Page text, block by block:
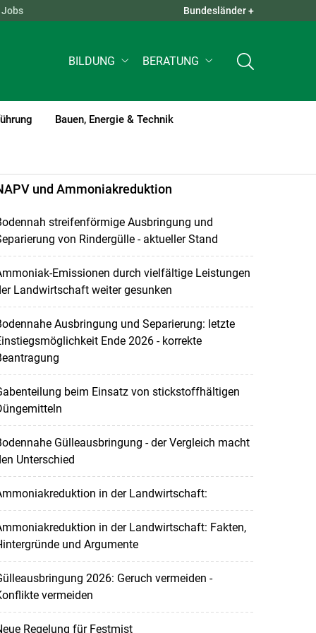
QUICK LINKS +
Jobs Bundesländer +
BILDUNG BERATUNG
Bauen, Energie & Technik
und Ammoniakreduktion
streifenförmige Ausbringung und
von Rindergülle - aktueller Stand
Emissionen durch vielfältige Leistungen
Landwirtschaft weiter gesunken
Ausbringung und Separierung: letzte
Ende 2026 - korrekte
beim Einsatz von stickstoffhältigen
Gülleausbringung - der Vergleich macht
Unterschied
in der Landwirtschaft:
in der Landwirtschaft: Fakten,
und Argumente
2026: Geruch vermeiden -
vermeiden
Regelung für Festmist